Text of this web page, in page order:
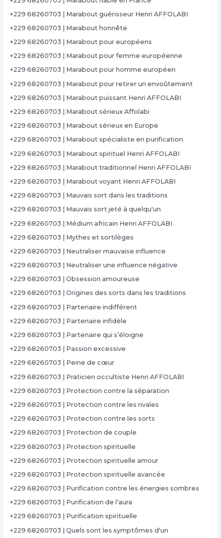
+229 68260703 | Marabout guérisseur Henri AFFOLABI
+229 68260703 | Marabout honnête
+229 68260703 | Marabout pour européens
+229 68260703 | Marabout pour femme européenne
+229 68260703 | Marabout pour homme européen
+229 68260703 | Marabout pour retirer un envoûtement
+229 68260703 | Marabout puissant Henri AFFOLABI
+229 68260703 | Marabout sérieux Affolabi
+229 68260703 | Marabout sérieux en Europe
+229 68260703 | Marabout spécialiste en purification
+229 68260703 | Marabout spirituel Henri AFFOLABI
+229 68260703 | Marabout traditionnel Henri AFFOLABI
+229 68260703 | Marabout voyant Henri AFFOLABI
+229 68260703 | Mauvais sort dans les traditions
+229 68260703 | Mauvais sort jeté à quelqu'un
+229 68260703 | Médium africain Henri AFFOLABI
+229 68260703 | Mythes et sortilèges
+229 68260703 | Neutraliser mauvaise influence
+229 68260703 | Neutraliser une influence négative
+229 68260703 | Obsession amoureuse
+229 68260703 | Origines des sorts dans les traditions
+229 68260703 | Partenaire indifférent
+229 68260703 | Partenaire infidèle
+229 68260703 | Partenaire qui s’éloigne
+229 68260703 | Passion excessive
+229 68260703 | Peine de cœur
+229 68260703 | Praticien occultiste Henri AFFOLABI
+229 68260703 | Protection contre la séparation
+229 68260703 | Protection contre les rivales
+229 68260703 | Protection contre les sorts
+229 68260703 | Protection de couple
+229 68260703 | Protection spirituelle
+229 68260703 | Protection spirituelle amour
+229 68260703 | Protection spirituelle avancée
+229 68260703 | Purification contre les énergies sombres
+229 68260703 | Purification de l’aura
+229 68260703 | Purification spirituelle
+229 68260703 | Quels sont les symptômes d'un